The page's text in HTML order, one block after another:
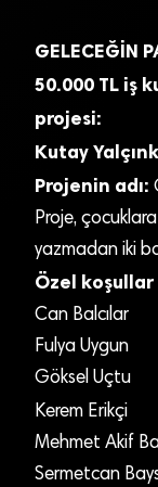
GELECEĞİN
50.000 TL iş
projesi:
Kutay
Projenin adı:
Proje,
yazmadan iki
Özel
Can Balcılar
Fulya Uygun
Göksel Uçtu
Kerem Erikçi
Mehmet Akif
Sermetcan